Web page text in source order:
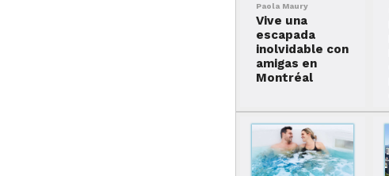
Paola Maury
Vive una
escapada
inolvidable con
amigas en
Montréal